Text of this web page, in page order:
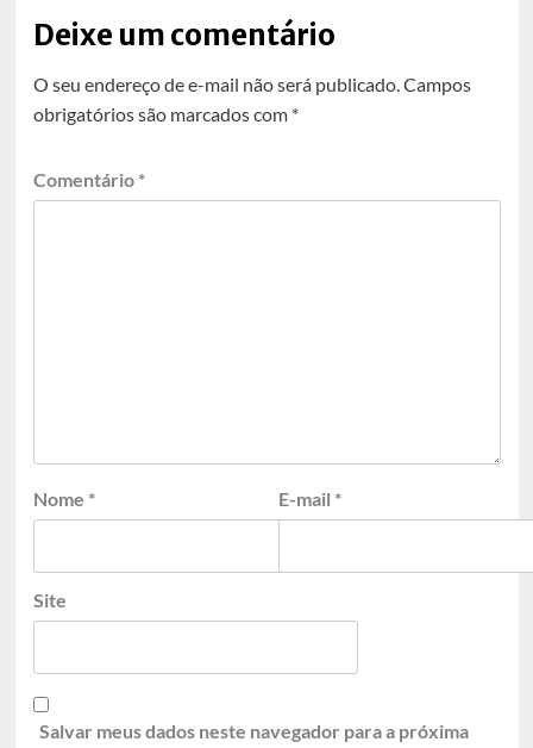
Deixe um comentário
O seu endereço de e-mail não será publicado.Campos
obrigatórios são marcados com *
Comentário *
Nome * E-mail *
Site
Salvar meus dados neste navegador para a próxima